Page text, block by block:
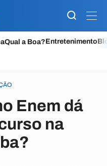
Qual a Boa?Entretenimento
Enem dá
na